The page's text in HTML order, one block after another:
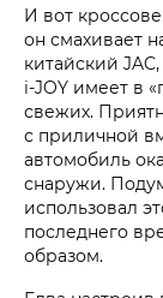
И вот
он смахивает
китайский
i‑JOY имеет в
свежих.
с приличной
автомобиль
снаружи.
использовал
последнего
образом.